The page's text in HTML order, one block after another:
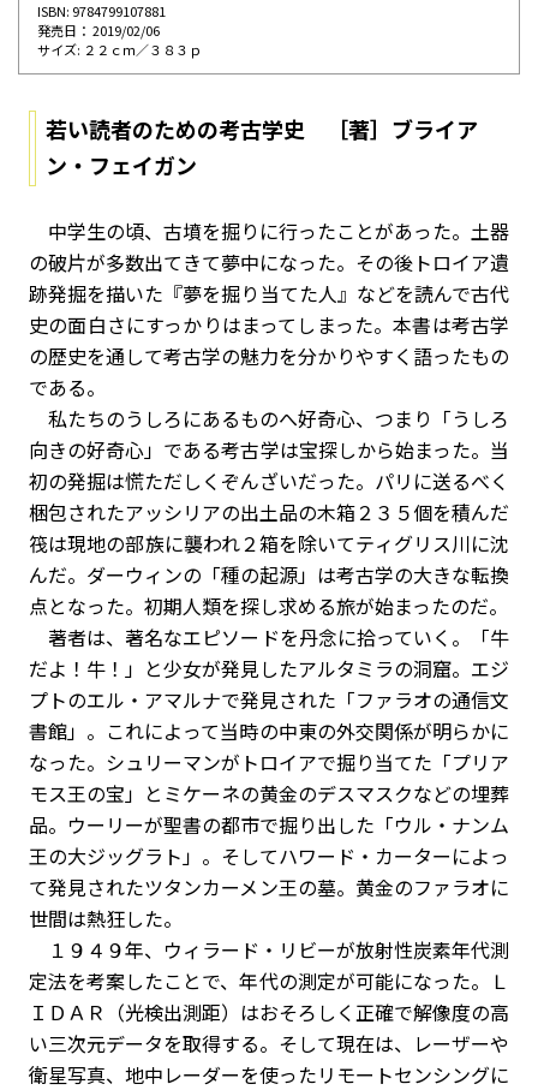
ISBN: 9784799107881
発売⽇： 2019/02/06
サイズ: ２２ｃｍ／３８３ｐ
若い読者のための考古学史 ［著］ブライア
ン・フェイガン
中学生の頃、古墳を掘りに行ったことがあった。土器
の破片が多数出てきて夢中になった。その後トロイア遺
跡発掘を描いた『夢を掘り当てた人』などを読んで古代
史の面白さにすっかりはまってしまった。本書は考古学
の歴史を通して考古学の魅力を分かりやすく語ったもの
である。
私たちのうしろにあるものへ好奇心、つまり「うしろ
向きの好奇心」である考古学は宝探しから始まった。当
初の発掘は慌ただしくぞんざいだった。パリに送るべく
梱包されたアッシリアの出土品の木箱２３５個を積んだ
筏は現地の部族に襲われ２箱を除いてティグリス川に沈
んだ。ダーウィンの「種の起源」は考古学の大きな転換
点となった。初期人類を探し求める旅が始まったのだ。
著者は、著名なエピソードを丹念に拾っていく。「牛
だよ！牛！」と少女が発見したアルタミラの洞窟。エジ
プトのエル・アマルナで発見された「ファラオの通信文
書館」。これによって当時の中東の外交関係が明らかに
なった。シュリーマンがトロイアで掘り当てた「プリア
モス王の宝」とミケーネの黄金のデスマスクなどの埋葬
品。ウーリーが聖書の都市で掘り出した「ウル・ナンム
王の大ジッグラト」。そしてハワード・カーターによっ
て発見されたツタンカーメン王の墓。黄金のファラオに
世間は熱狂した。
１９４９年、ウィラード・リビーが放射性炭素年代測
定法を考案したことで、年代の測定が可能になった。Ｌ
ＩＤＡＲ（光検出測距）はおそろしく正確で解像度の高
い三次元データを取得する。そして現在は、レーザーや
衛星写真、地中レーダーを使ったリモートセンシングに